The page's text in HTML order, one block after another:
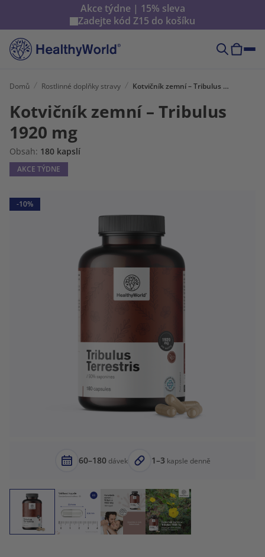
Akce týdne | 15% sleva
Zadejte kód Z15 do košíku
Domů Rostlinné doplňky stravy Kotvičník zemní – Tribulus 1920 mg
Kotvičník zemní – Tribulus
1920 mg
Obsah: 180 kapslí
AKCE TÝDNE
-10%
60–180dávek 1–3 kapsle denně